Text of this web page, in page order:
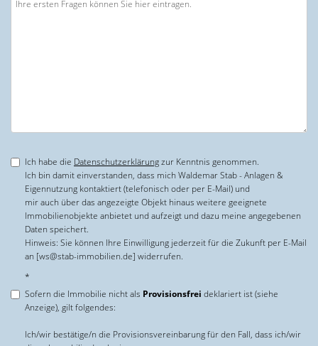
Ich habe die Datenschutzerklärungzur Kenntnis genommen.
Ich bin damit einverstanden, dass mich Waldemar Stab - Anlagen &
Eigennutzung kontaktiert (telefonisch oder per E-Mail) und
mir auch über das angezeigte Objekt hinaus weitere geeignete
Immobilienobjekte anbietet und aufzeigt und dazu meine angegebenen
Daten speichert.
Hinweis: Sie können Ihre Einwilligung jederzeit für die Zukunft per E-Mail
an [ws@stab-immobilien.de] widerrufen.
*
Sofern die Immobilie nicht als Provisionsfrei deklariert ist (siehe
Anzeige), gilt folgendes:
Ich/wir bestätige/n die Provisionsvereinbarung für den Fall, dass ich/wir